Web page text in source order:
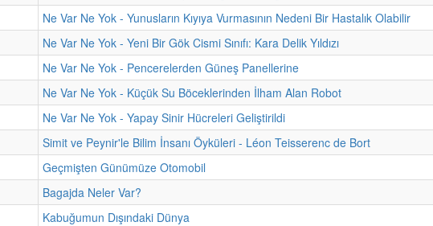
Ne Var Ne Yok - Yunusların Kıyıya Vurmasının Nedeni Bir Hastalık Olabilir
Ne Var Ne Yok - Yeni Bir Gök Cismi Sınıfı: Kara Delik Yıldızı
Ne Var Ne Yok - Pencerelerden Güneş Panellerine
Ne Var Ne Yok - Küçük Su Böceklerinden İlham Alan Robot
Ne Var Ne Yok - Yapay Sinir Hücreleri Geliştirildi
Simit ve Peynir'le Bilim İnsanı Öyküleri - Léon Teisserenc de Bort
Geçmişten Günümüze Otomobil
Bagajda Neler Var?
Kabuğumun Dışındaki Dünya